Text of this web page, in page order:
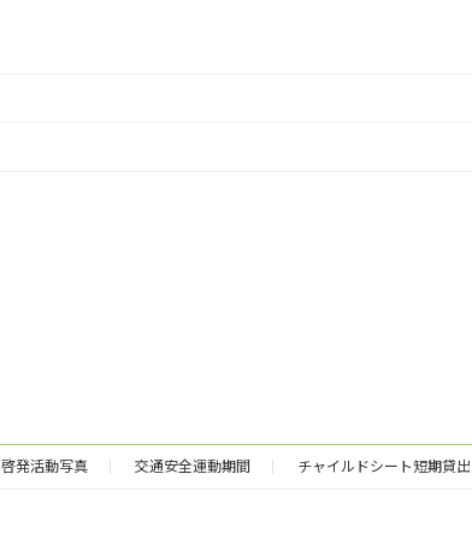
啓発活動写真 交通安全運動期間 チャイルドシート短期貸出